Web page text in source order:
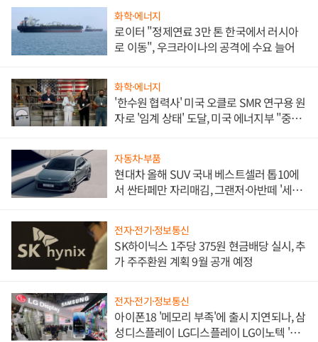
화학·에너지
로이터 "정제연료 3만 톤 한국에서 러시아
로 이동", 우크라이나의 공격에 수요 늘어
화학·에너지
'한수원 협력사' 미국 오클로 SMR 연구용 원
자로 '임계 상태' 도달, 미국 에너지부 "중요
자동차·부품
현대차 올해 SUV 국내 베스트셀러 톱10에
서 싼타페만 자리매김, 그랜저·아반떼 '세단
전자·전기·정보통신
SK하이닉스 1주당 375원 현금배당 실시, 추
가 주주환원 계획 9월 공개 예정
전자·전기·정보통신
아이폰18 '메모리 부족'에 출시 지연되나, 삼
성디스플레이 LG디스플레이 LG이노텍 '탈